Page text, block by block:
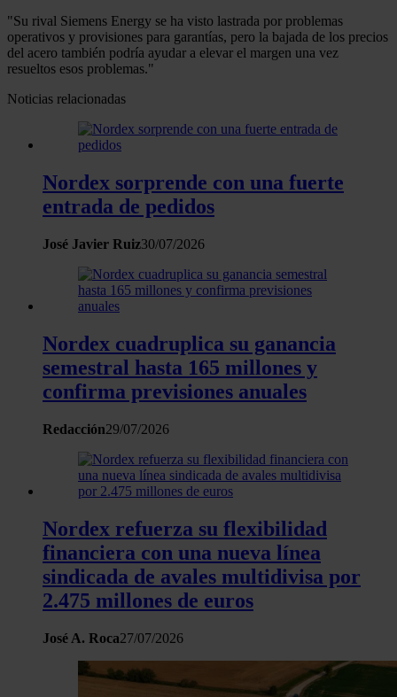
"Su rival Siemens Energy se ha visto lastrada por problemas
operativos y provisiones para garantías, pero la bajada de los precios
del acero también podría ayudar a elevar el margen una vez
resueltos esos problemas."
Noticias relacionadas
Nordex sorprende con una fuerte
entrada de pedidos
José Javier Ruiz30/07/2026
Nordex cuadruplica su ganancia
semestral hasta 165 millones y
confirma previsiones anuales
Redacción29/07/2026
Nordex refuerza su flexibilidad
financiera con una nueva línea
sindicada de avales multidivisa por
2.475 millones de euros
José A. Roca27/07/2026